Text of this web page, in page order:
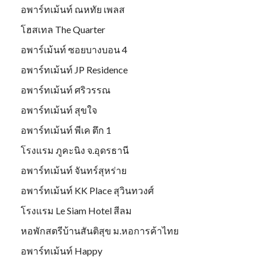
อพาร์ทเม้นท์ ณหทัย เพลส
โฮสเทล The Quarter
อพาร์เม้นท์ ซอยบางบอน 4
อพาร์ทเม้นท์ JP Residence
อพาร์ทเม้นท์ ศริวรรณ
อพาร์ทเม้นท์ สุขใจ
อพาร์ทเม้นท์ พีเค ตึก 1
โรงแรม ภูคะนิง จ.อุดรธานี
อพาร์ทเม้นท์ จันทร์สุหร่าย
อพาร์ทเม้นท์ KK Place สุวินทวงศ์
โรงแรม Le Siam Hotel สีลม
หอพักสตรีบ้านสันติสุข ม.หอการค้าไทย
อพาร์ทเม้นท์ Happy